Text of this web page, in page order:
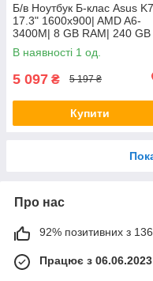
Б/в Ноутбук Б-клас Asus
17.3" 1600x900| AMD A6-
3400M| 8 GB RAM| 240 GB
SSD + 500 GB HDD| Radeon
HD 6520G
В наявності 1 од.
5 097 ₴ 5 197 ₴
Купити
Про нас
92% позитивних з 136
Працює з 06.06.2023